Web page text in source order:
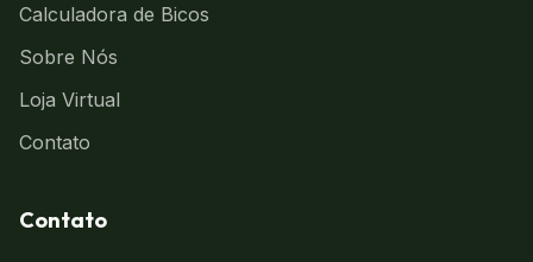
Calculadora de Bicos
Sobre Nós
Loja Virtual
Contato
Contato